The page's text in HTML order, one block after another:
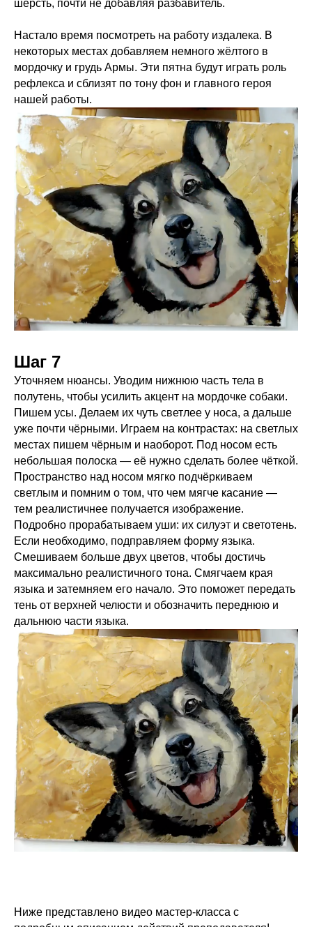
шерсть, почти не добавляя разбавитель.
Настало время посмотреть на работу издалека. В
некоторых местах добавляем немного жёлтого в
мордочку и грудь Армы. Эти пятна будут играть роль
рефлекса и сблизят по тону фон и главного героя
нашей работы.
Шаг 7
Уточняем нюансы. Уводим нижнюю часть тела в
полутень, чтобы усилить акцент на мордочке собаки.
Пишем усы. Делаем их чуть светлее у носа, а дальше
уже почти чёрными. Играем на контрастах: на светлых
местах пишем чёрным и наоборот. Под носом есть
небольшая полоска — её нужно сделать более чёткой.
Пространство над носом мягко подчёркиваем
светлым и помним о том, что чем мягче касание —
тем реалистичнее получается изображение.
Подробно прорабатываем уши: их силуэт и светотень.
Если необходимо, подправляем форму языка.
Смешиваем больше двух цветов, чтобы достичь
максимально реалистичного тона. Смягчаем края
языка и затемняем его начало. Это поможет передать
тень от верхней челюсти и обозначить переднюю и
дальнюю части языка.
Ниже представлено видео мастер-класса с